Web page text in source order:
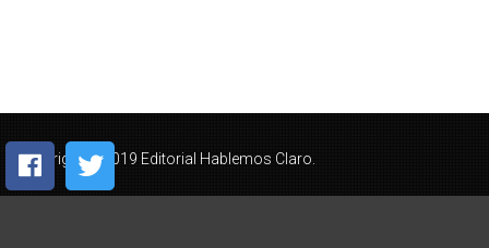
Copyright © 2019 Editorial Hablemos Claro.